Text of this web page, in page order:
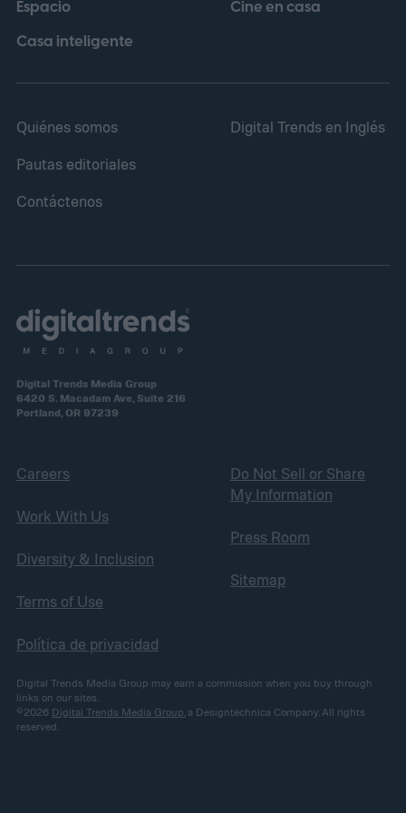
de cobro.
Espacio
Casa inteligente
Cine en casa
Quiénes somos
Pautas editoriales
Contáctenos
Digital Trends en Inglés
Digital Trends Media Group
6420 S. Macadam Ave, Suite 216
Portland, OR 97239
Careers
Work With Us
Diversity & Inclusion
Terms of Use
Política de privacidad
Do Not Sell or Share
My Information
Press Room
Sitemap
Digital Trends Media Group may earn a commission when you buy through
links on our sites.
©2026 Digital Trends Media Group , a Designtechnica Company. All rights
reserved.